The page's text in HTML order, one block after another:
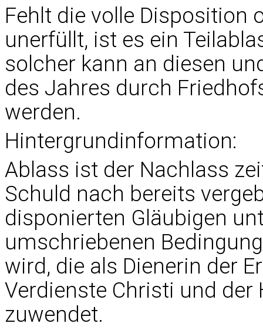
Fehlt die volle Disposition
unerfüllt, ist es ein
solcher kann an diesen
des Jahres durch
werden.
Hintergrundinformation:
Ablass ist der Nachlass
Schuld nach bereits
disponierten Gläubigen
umschriebenen
wird, die als Dienerin der
Verdienste Christi und
zuwendet.